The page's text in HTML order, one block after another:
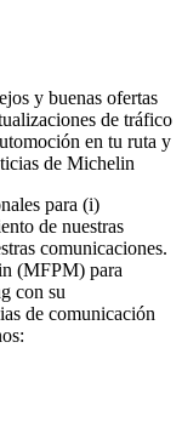
y buenas ofertas
de tráfico
en tu ruta y
de Michelin
para (i)
de nuestras
comunicaciones.
(MFPM) para
con su
de comunicación